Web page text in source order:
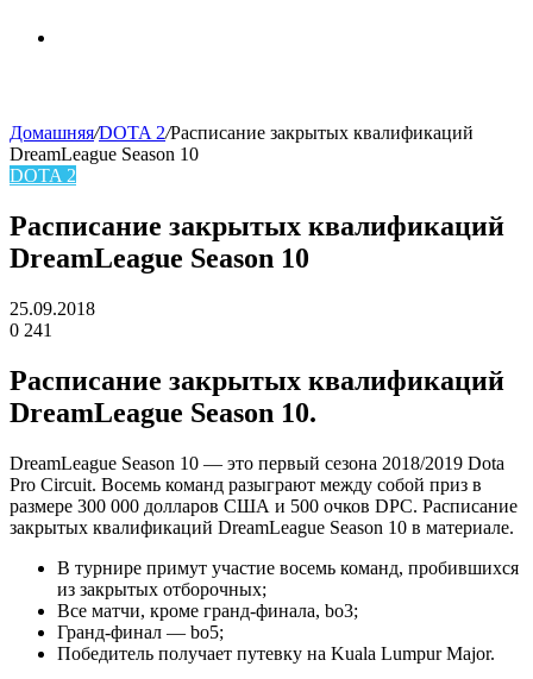
skin
Домашняя/DOTA 2/Расписание закрытых квалификаций
DreamLeague Season 10
DOTA 2
Расписание закрытых квалификаций
DreamLeague Season 10
25.09.2018
0 241
Расписание закрытых квалификаций
DreamLeague Season 10.
DreamLeague Season 10 — это первый сезона 2018/2019 Dota
Pro Circuit. Восемь команд разыграют между собой приз в
размере 300 000 долларов США и 500 очков DPC. Расписание
закрытых квалификаций DreamLeague Season 10 в материале.
В турнире примут участие восемь команд, пробившихся
из закрытых отборочных;
Все матчи, кроме гранд-финала, bo3;
Гранд-финал — bo5;
Победитель получает путевку на Kuala Lumpur Major.